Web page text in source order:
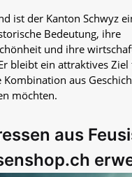
ist der Kanton Schwyz
Bedeutung, ihre
und ihre
bleibt ein attraktives Ziel
Kombination aus
möchten.
aus